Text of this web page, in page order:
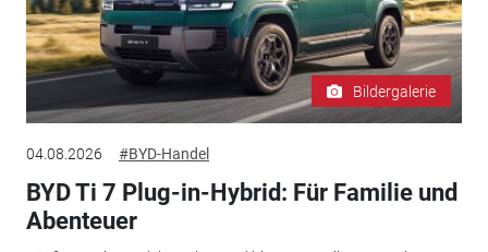
Bildergalerie
04.08.2026 #BYD-Handel
BYD Ti 7 Plug-in-Hybrid: Für Familie und
Abenteuer